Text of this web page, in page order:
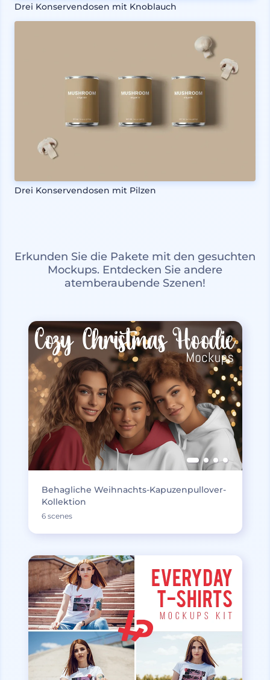
Drei Konservendosen mit Knoblauch
Drei Konservendosen mit Pilzen
Erkunden Sie die Pakete mit den gesuchten
Mockups. Entdecken Sie andere
atemberaubende Szenen!
Behagliche Weihnachts-Kapuzenpullover-
Kollektion
6 scenes